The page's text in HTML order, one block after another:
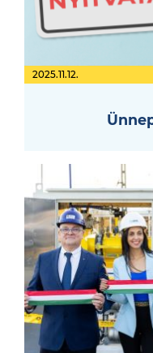
2025.11.12.